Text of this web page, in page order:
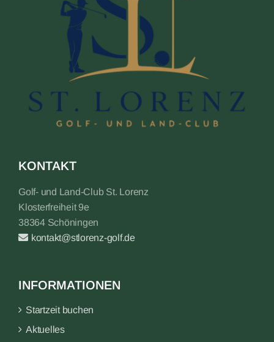
KONTAKT
Golf- und Land-Club St. Lorenz
Klosterfreiheit 9e
38364 Schöningen
kontakt@stlorenz-golf.de
INFORMATIONEN
Startzeit buchen
Aktuelles